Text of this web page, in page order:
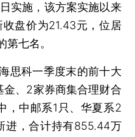
实施，该方案实施以来
盘价为21.43元，位居
七名。
科一季度末的前十大
、2家券商集合理财合
，中邮系1只、华夏系2
进，合计持有855.44万